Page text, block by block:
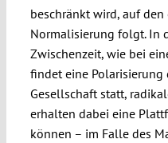
beschränkt wird, auf den
Normalisierung folgt. In
Zwischenzeit, wie bei
findet eine Polarisierung
Gesellschaft statt,
erhalten dabei eine
können – im Falle des